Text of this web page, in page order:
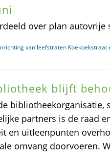
over plan autovrije
van leefstraten Koekoekstraat
blijft
bibliotheekorganisatie,
partners is de raad
en uitleenpunten
omvang doorvoeren.